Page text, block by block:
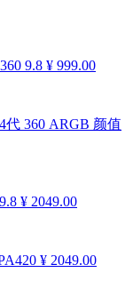
9.8 ¥ 999.00
代 360 ARGB 颜值
9.8 ¥ 2049.00
¥ 2049.00